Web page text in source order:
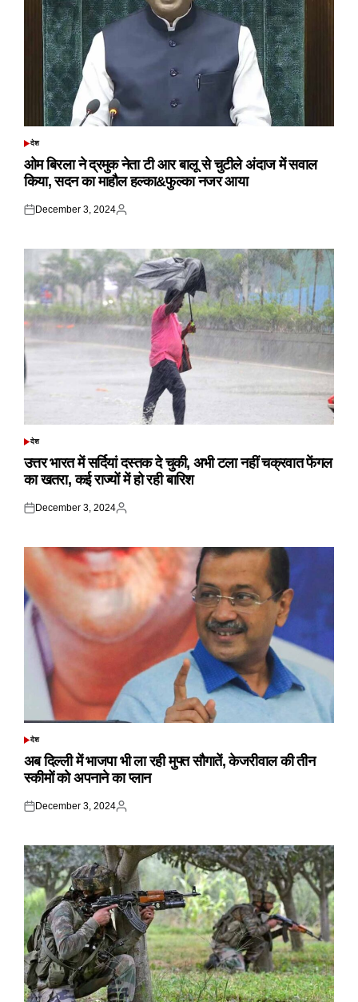
POSTED
देश
ओम बिरला ने द्रमुक नेता टी आर बालू से चुटीले अंदाज में सवाल
किया, सदन का माहौल हल्का&फुल्का नजर आया
Posted
December 3, 2024
Posted
POSTED
देश
उत्तर भारत में सर्दियां दस्तक दे चुकी, अभी टला नहीं चक्रवात फेंगल
का खतरा, कई राज्यों में हो रही बारिश
Posted
December 3, 2024
Posted
POSTED
देश
अब दिल्ली में भाजपा भी ला रही मुफ्त सौगातें, केजरीवाल की तीन
स्कीमों को अपनाने का प्लान
Posted
December 3, 2024
Posted